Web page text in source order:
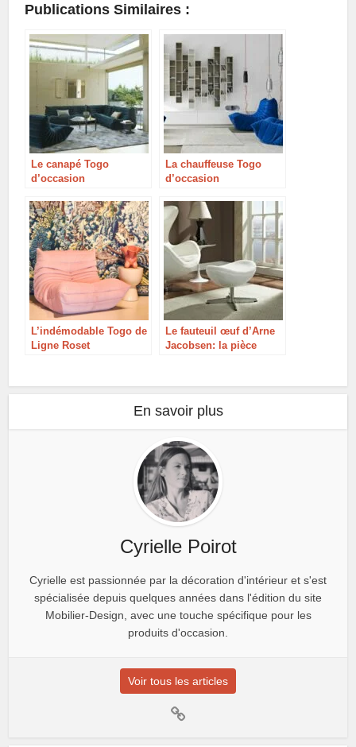
Publications Similaires :
Le canapé Togo
d’occasion
La chauffeuse Togo
d’occasion
L’indémodable Togo de
Ligne Roset
Le fauteuil œuf d’Arne
Jacobsen: la pièce
siècle!
En savoir plus
Cyrielle Poirot
Cyrielle est passionnée par la décoration d'intérieur et s'est
spécialisée depuis quelques années dans l'édition du site
Mobilier-Design, avec une touche spécifique pour les
produits d'occasion.
Voir tous les articles